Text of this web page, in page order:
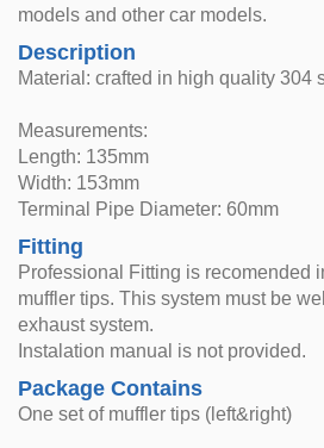
models and other car models.
Description
Material: crafted in high quality 304
Measurements:
Length: 135mm
Width: 153mm
Terminal Pipe Diameter: 60mm
Fitting
Professional Fitting is recomended
muffler tips. This system must be
exhaust system.
Instalation manual is not provided.
Package Contains
One set of muffler tips (left&right)